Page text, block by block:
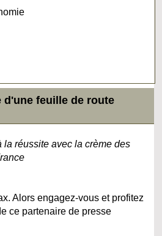
d'une feuille de route
la réussite avec la crème des
Alors engagez-vous et profitez
ce partenaire de presse